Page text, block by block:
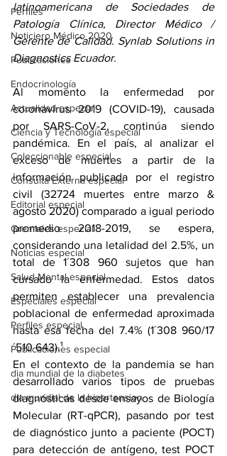
Perfiles
Noticiero Médico 2020
Publicaciones
Endocrinología
Actualidad especial
Ciencia y Tecnología especial
Coleccionable especial
Consulta Externa especial
Editorial especial
Gremiales especial
Noticias especial
Salud Mental especial
Especiales especial
Perfiles especial
Publicaciones especial
dia mundial de la diabetes
dia mundial de la hipertension
latinoamericana de Sociedades de
Patología Clínica, Director Médico /
Gerente de Calidad. Synlab Solutions in
Diagnostics Ecuador.
Al momento la enfermedad por
coronavirus 2019 (COVID-19), causada
por SARS-CoV-2, continúa siendo
pandémica. En el país, al analizar el
exceso de muertes a partir de la
información publicada por el registro
civil (32724 muertes entre marzo &
agosto 2020) comparado a igual periodo
promedio 2018-2019, se espera,
considerando una letalidad del 2.5%, un
total de 1´308 960 sujetos que han
cursado la enfermedad. Estos datos
permiten establecer una prevalencia
poblacional de enfermedad aproximada
hasta esa fecha del 7.4% (1´308 960/17
´510 643).¹
En el contexto de la pandemia se han
desarrollado varios tipos de pruebas
diagnósticas desde ensayos de Biología
Molecular (RT-qPCR), pasando por test
de diagnóstico junto a paciente (POCT)
para detección de antígeno, test POCT